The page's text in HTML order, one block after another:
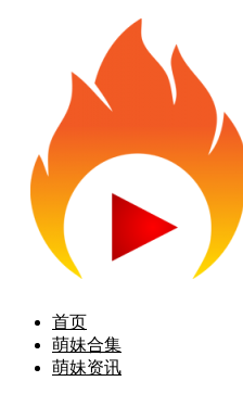
首页
萌妹合集
萌妹资讯